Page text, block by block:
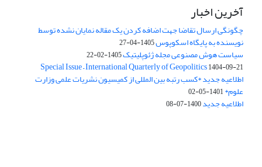
آخرین اخبار
چگونگی ارسال تقاضا جهت اضافه کردن یک مقاله نمایان نشده توسط
نویسنده به پایگاه اسکوپوس1405-04-27
سیاست هوش مصنوعی مجله ژئوپلیتیک1405-02-22
Special Issue – International Quarterly of Geopolitics1404-09-21
اطلاعیه جدید *کسب رتبه بین المللی از کمیسیون نشریات علمی وزارت
علوم*1401-05-02
اطلاعیه جدید1400-07-08